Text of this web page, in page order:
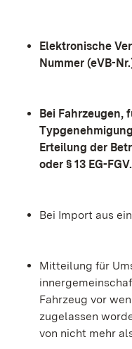
Elektronische
Nummer (eVB-
Bei Fahrzeugen,
Erteilung der
oder § 13 EG-FGV.
Bei Import aus
Mitteilung für
Fahrzeug vor
zugelassen
von nicht mehr